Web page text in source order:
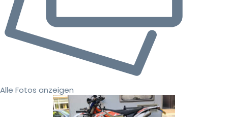
Alle Fotos anzeigen